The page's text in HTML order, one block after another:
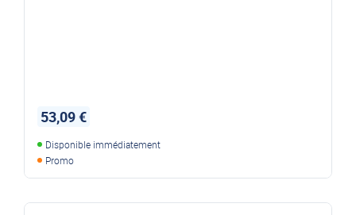
53,09 €
Disponible immédiatement
Promo